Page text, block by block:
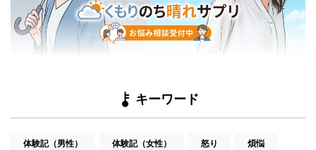
キーワード
体験記（男性） 体験記（女性） 怒り 煩悩